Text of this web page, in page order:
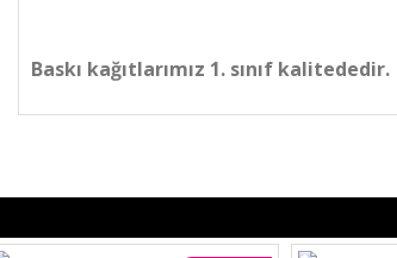
Baskı kağıtlarımız 1. sınıf kalitededir.